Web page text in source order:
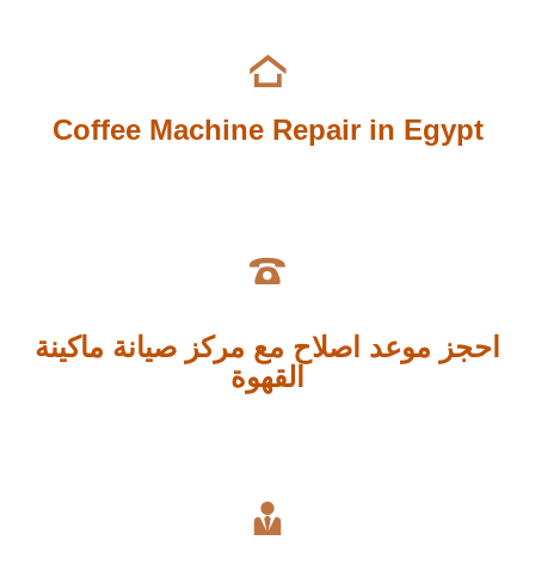

Coffee Machine Repair in Egypt

احجز موعد اصلاح مع مركز صيانة ماكينة
القهوة
